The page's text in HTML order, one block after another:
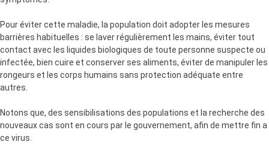
Pour éviter cette maladie, la population doit adopter les mesures
barrières habituelles : se laver régulièrement les mains, éviter tout
contact avec les liquides biologiques de toute personne suspecte ou
infectée, bien cuire et conserver ses aliments, éviter de manipuler les
rongeurs et les corps humains sans protection adéquate entre
autres.
Notons que, des sensibilisations des populations et la recherche des
nouveaux cas sont en cours par le gouvernement, afin de mettre fin a
ce virus.